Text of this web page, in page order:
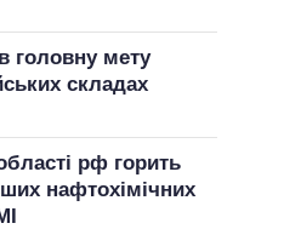
головну мету
складах
рф горить
нафтохімічних